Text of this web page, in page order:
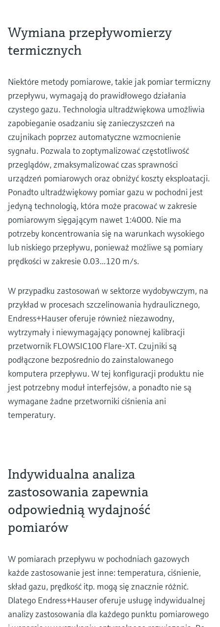
Wymiana przepływomierzy
termicznych
Niektóre metody pomiarowe, takie jak pomiar termiczny
przepływu, wymagają do prawidłowego działania
czystego gazu. Technologia ultradźwiękowa umożliwia
zapobieganie osadzaniu się zanieczyszczeń na
czujnikach poprzez automatyczne wzmocnienie
sygnału. Pozwala to zoptymalizować częstotliwość
przeglądów, zmaksymalizować czas sprawności
urządzeń pomiarowych oraz obniżyć koszty eksploatacji.
Ponadto ultradźwiękowy pomiar gazu w pochodni jest
jedyną technologią, która może pracować w zakresie
pomiarowym sięgającym nawet 1:4000. Nie ma
potrzeby koncentrowania się na warunkach wysokiego
lub niskiego przepływu, ponieważ możliwe są pomiary
prędkości w zakresie 0.03...120 m/s.
W przypadku zastosowań w sektorze wydobywczym, na
przykład w procesach szczelinowania hydraulicznego,
Endress+Hauser oferuje również niezawodny,
wytrzymały i niewymagający ponownej kalibracji
przetwornik FLOWSIC100 Flare-XT. Czujniki są
podłączone bezpośrednio do zainstalowanego
komputera przepływu. W tej konfiguracji produktu nie
jest potrzebny moduł interfejsów, a ponadto nie są
wymagane żadne przetworniki ciśnienia ani
temperatury.
Indywidualna analiza
zastosowania zapewnia
odpowiednią wydajność
pomiarów
W pomiarach przepływu w pochodniach gazowych
każde zastosowanie jest inne: temperatura, ciśnienie,
skład gazu, prędkość itp. mogą się znacznie różnić.
Dlatego Endress+Hauser oferuje usługę indywidualnej
analizy zastosowania dla każdego punktu pomiarowego